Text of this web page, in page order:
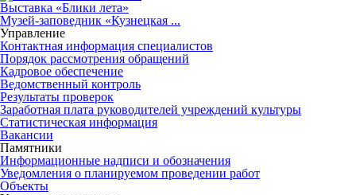
Выставка «Блики лета»
Музей-заповедник «Кузнецкая ...
Управление
Контактная информация специалистов
Порядок рассмотрения обращений
Кадровое обеспечение
Ведомственный контроль
Результаты проверок
Заработная плата руководителей учреждений культуры
Статистическая информация
Вакансии
Памятники
Информационные надписи и обозначения
Уведомления о планируемом проведении работ
Объекты